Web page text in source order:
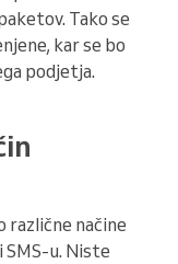
Tako se
kar se bo
podjetja.
različne načine
u. Niste